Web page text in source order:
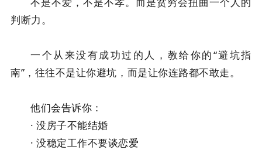
判断力。
一个从来没有成功过的人，教给你的“避坑指
南”，往往不是让你避坑，而是让你连路都不敢走。
他们会告诉你：
· 没房子不能结婚
· 没稳定工作不要谈恋爱